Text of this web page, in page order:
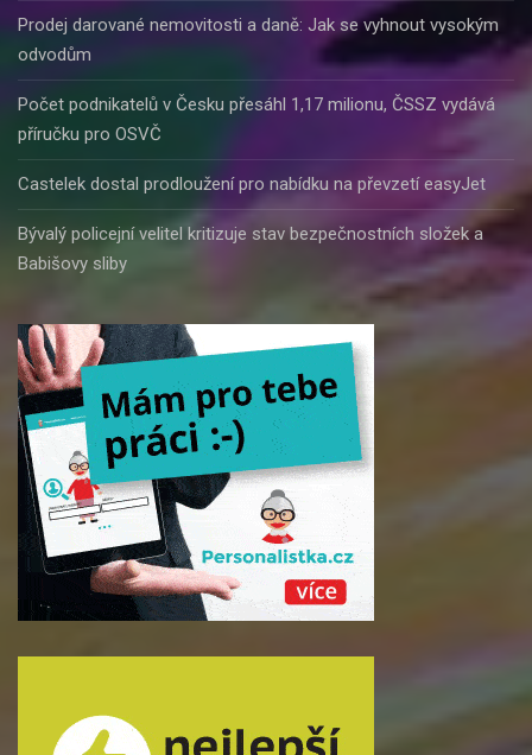
Prodej darované nemovitosti a daně: Jak se vyhnout vysokým
odvodům
Počet podnikatelů v Česku přesáhl 1,17 milionu, ČSSZ vydává
příručku pro OSVČ
Castelek dostal prodloužení pro nabídku na převzetí easyJet
Bývalý policejní velitel kritizuje stav bezpečnostních složek a
Babišovy sliby